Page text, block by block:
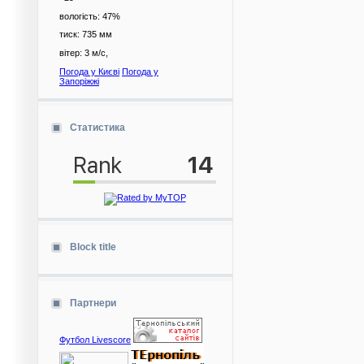
вологість: 47%
тиск: 735 мм
вітер: 3 м/с,
Погода у Києві Погода у
Запоріжжі
Статистика
Block title
Партнери
Футбол Livescore